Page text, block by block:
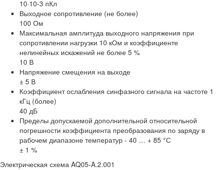
10·10-3 пКл
Выходное сопротивление (не более)
100 Ом
Максимальная амплитуда выходного напряжения при
сопротивлении нагрузки 10 кОм и коэффициенте
нелинейных искажений не более 5 %
10 В
Напряжение смещения на выходе
± 5 В
Коэффициент ослабления синфазного сигнала на частоте 1
кГц (более)
40 дБ
Пределы допускаемой дополнительной относительной
погрешности коэффициента преобразования по заряду в
рабочем диапазоне температур - 40 … + 85 °С
± 1 %
Электрическая схема AQ05-A.2.001